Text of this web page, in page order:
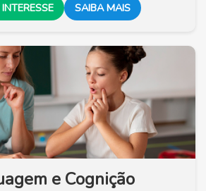
SAIBA MAIS
e Cognição